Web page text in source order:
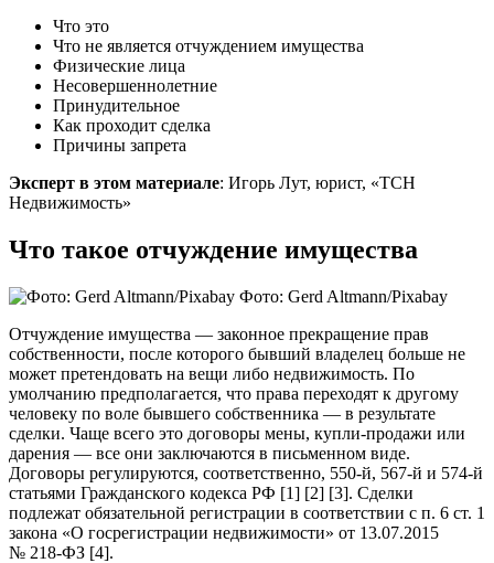
Что это
Что не является отчуждением имущества
Физические лица
Несовершеннолетние
Принудительное
Как проходит сделка
Причины запрета
Эксперт в этом материале: Игорь Лут, юрист, «ТСН
Недвижимость»
Что такое отчуждение имущества
Фото: Gerd Altmann/Pixabay
Отчуждение имущества — законное прекращение прав
собственности, после которого бывший владелец больше не
может претендовать на вещи либо недвижимость. По
умолчанию предполагается, что права переходят к другому
человеку по воле бывшего собственника — в результате
сделки. Чаще всего это договоры мены, купли-продажи или
дарения — все они заключаются в письменном виде.
Договоры регулируются, соответственно, 550-й, 567-й и 574-й
статьями Гражданского кодекса РФ [1] [2] [3]. Сделки
подлежат обязательной регистрации в соответствии с п. 6 ст. 1
закона «О госрегистрации недвижимости» от 13.07.2015
№ 218-ФЗ [4].